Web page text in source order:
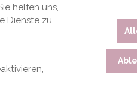
helfen uns,
Dienste zu